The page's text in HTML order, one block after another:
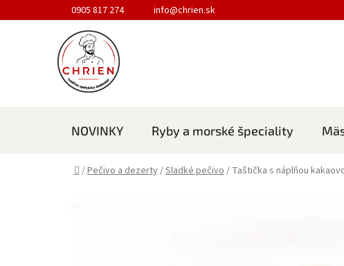
Prejsť na obsah0905 817 274 info@chrien.sk
NOVINKY Ryby a morské špeciality
Domov
/Pečivo a dezerty/Sladké pečivo/ Taštička s náplňou